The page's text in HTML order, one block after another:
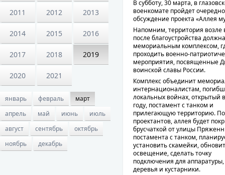
2011 2012 2013
2014 2015 2016
2017 2018 2019
2020 2021
январь февраль
март
апрель
май июнь
июль
август
сентябрь
октябрь
ноябрь
декабрь
В субботу, 30 марта, в
военкомате пройдет
обсуждение проекта «Аллея
Напомним, территория возле
после благоустройства
мемориальным комплексом,
проходить военно-
мероприятия, посвященные
воинской славы России.
Комплекс объединит
интернационалистам,
локальных войнах, открытый
году, постамент с танком и
прилегающую территорию.
проектантов, аллея будет
брусчаткой от улицы
постамента с танком,
установить скамейки,
освещение, сделать точку
подключения для
деревья и кустарники.